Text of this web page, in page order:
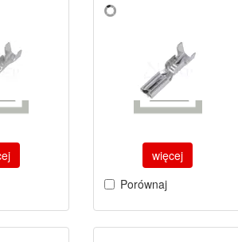
więcej
Porównaj